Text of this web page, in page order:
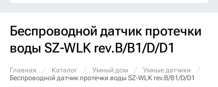
Беспроводной датчик протечки
воды SZ-WLK rev.B/B1/D/D1
Главная Каталог Умный дом
Умные датчики
Беспроводной датчик протечки воды SZ-WLK rev.B/B1/D/D1